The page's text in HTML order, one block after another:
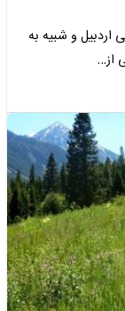
اردبیل و شبیه به
از…